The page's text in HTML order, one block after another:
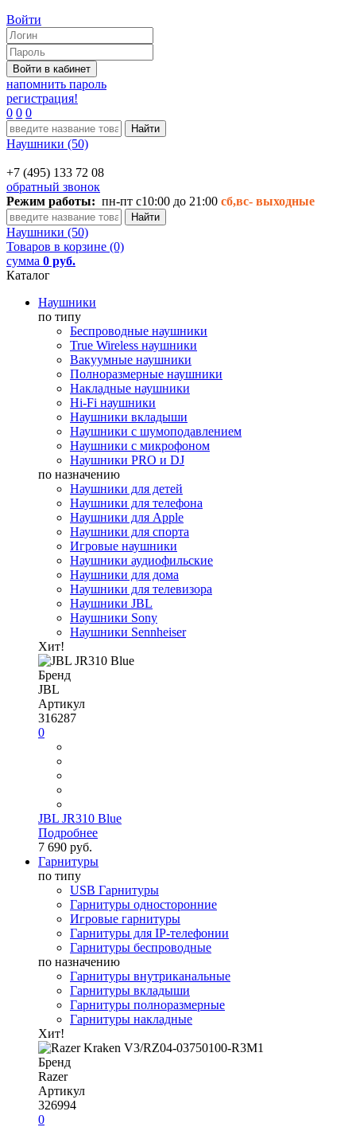
Войти
напомнить пароль
регистрация!
0 0 0
Наушники (50)
+7 (495) 133 72 08
обратный звонок
Режим работы: пн-пт с10:00 до 21:00 сб,вс- выходные
Наушники (50)
Товаров в корзине (0)
сумма 0 руб.
Каталог
Наушники
по типу
Беспроводные наушники
True Wireless наушники
Вакуумные наушники
Полноразмерные наушники
Накладные наушники
Hi-Fi наушники
Наушники вкладыши
Наушники с шумоподавлением
Наушники с микрофоном
Наушники PRO и DJ
по назначению
Наушники для детей
Наушники для телефона
Наушники для Apple
Наушники для спорта
Игровые наушники
Наушники аудиофильские
Наушники для дома
Наушники для телевизора
Наушники JBL
Наушники Sony
Наушники Sennheiser
Хит!
Бренд
JBL
Артикул
316287
0
JBL JR310 Blue
Подробнее
7 690 руб.
Гарнитуры
по типу
USB Гарнитуры
Гарнитуры односторонние
Игровые гарнитуры
Гарнитуры для IP-телефонии
Гарнитуры беспроводные
по назначению
Гарнитуры внутриканальные
Гарнитуры вкладыши
Гарнитуры полноразмерные
Гарнитуры накладные
Хит!
Бренд
Razer
Артикул
326994
0